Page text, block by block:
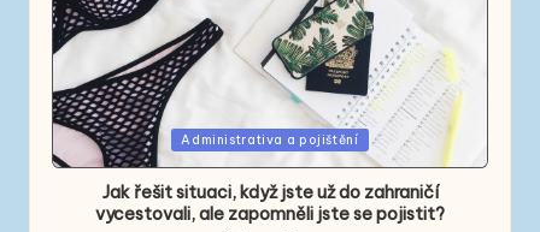
Posted
in
Administrativa a pojištění
Jak řešit situaci, když jste už do zahraničí
vycestovali, ale zapomněli jste se pojistit?